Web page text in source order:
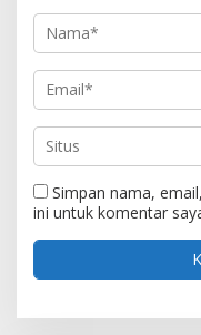
Simpan nama,
ini untuk komentar